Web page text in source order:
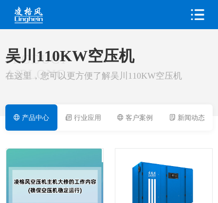
PRODUCT
AIRLONG
吴川110KW空压机
在这里，您可以更方便了解吴川110KW空压机
产品中心 行业应用 客户案例 新闻动态